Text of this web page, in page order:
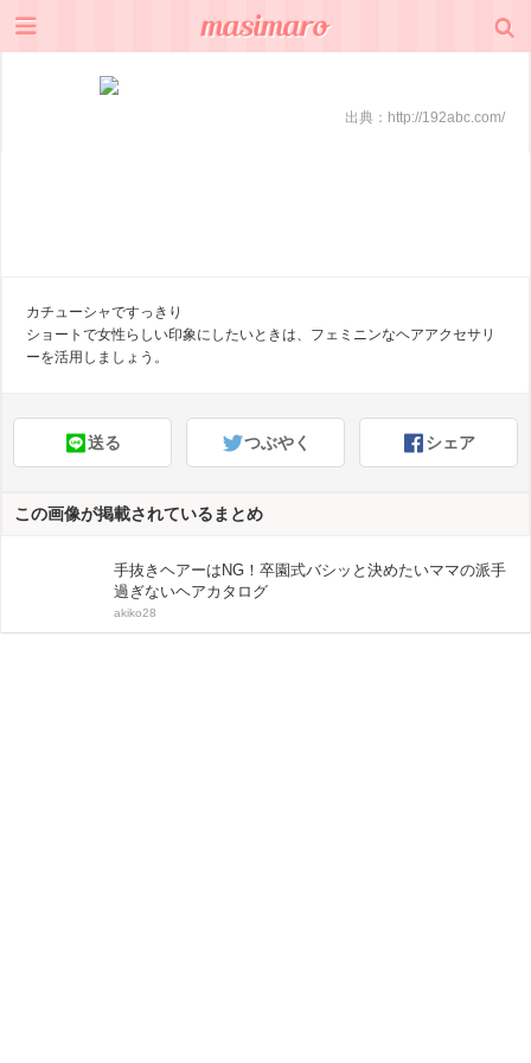
出典： http://192abc.com/
カチューシャですっきり
ショートで女性らしい印象にしたいときは、フェミニンなヘアアクセサリ
ーを活用しましょう。
送る つぶやく シェア
この画像が掲載されているまとめ
手抜きヘアーはNG！卒園式バシッと決めたいママの派手
過ぎないヘアカタログ
akiko28